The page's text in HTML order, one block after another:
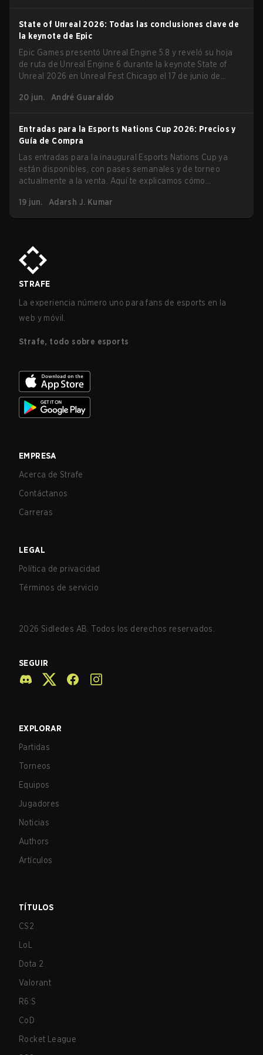
State of Unreal 2026: Todas las conclusiones clave de
la keynote de Epic
Epic Games presentó Unreal Engine 5.8 y reveló su hoja
de ruta de Unreal Engine 6 durante la keynote State of
Unreal 2026 en Unreal Fest Chicago el 17 de junio de
20 jun.
André Guaraldo
Entradas para la Esports Nations Cup 2026: Precios y
Guía de Compra
Las entradas para la inaugural Esports Nations Cup ya
están disponibles, con pases semanales y de torneo
actualmente a la venta. Aquí te explicamos cómo
19 jun.
Adarsh J. Kumar
STRAFE
La experiencia número uno para fans de esports en la
web y móvil.
Strafe, todo sobre esports
EMPRESA
Acerca de Strafe
Contáctanos
Carreras
LEGAL
Política de privacidad
Términos de servicio
2026 Sidledes AB. Todos los derechos reservados.
SEGUIR
EXPLORAR
Partidas
Torneos
Equipos
Jugadores
Noticias
Authors
Artículos
TÍTULOS
CS2
LoL
Dota 2
Valorant
R6:S
CoD
Rocket League